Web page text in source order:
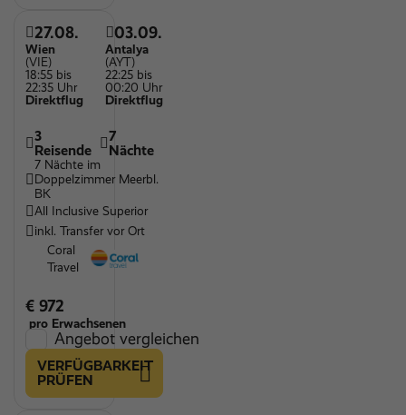
27.08.
Wien
(VIE)
18:55 bis
22:35 Uhr
Direktflug
03.09.
Antalya
(AYT)
22:25 bis
00:20 Uhr
Direktflug
3
Reisende
7
Nächte
7 Nächte im
Doppelzimmer Meerbl.
BK
All Inclusive Superior
inkl. Transfer vor Ort
Coral
Travel
€ 972
pro Erwachsenen
Angebot vergleichen
VERFÜGBARKEIT
PRÜFEN